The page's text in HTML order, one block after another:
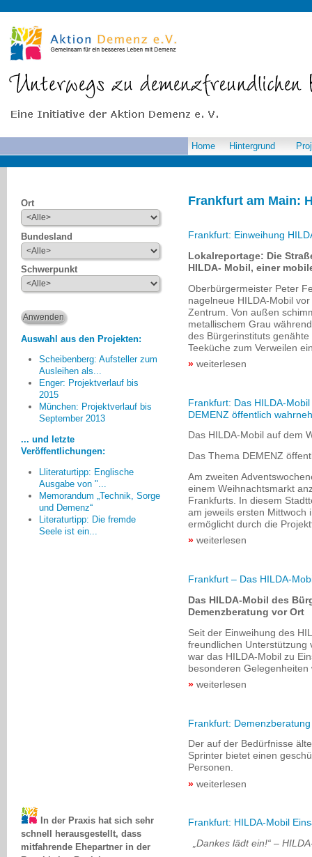
Frankfurt am Main:
Frankfurt: Einweihung
Lokalreportage: Die
HILDA- Mobil, einer
Oberbürgermeister Peter
nagelneue HILDA-Mobil
Zentrum. Von außen
metallischem Grau
des Bürgerinstituts
Teeküche zum Verweilen
weiterlesen
Frankfurt: Das HILDA-
DEMENZ öffentlich
Das HILDA-Mobil auf dem
Das Thema DEMENZ
Am zweiten
einem Weihnachtsmarkt
Frankfurts. In diesem
am jeweils ersten Mittwoch
ermöglicht durch die
weiterlesen
Frankfurt – Das HILDA-
Das HILDA-Mobil des
Demenzberatung vor Ort
Seit der Einweihung des
freundlichen Unterstützung
war das HILDA-Mobil zu
besonderen
weiterlesen
Frankfurt:
Der auf der Bedürfnisse
Sprinter bietet einen
Personen.
weiterlesen
Frankfurt: HILDA-Mobil
„Dankes lädt ein!“ –
Home Hintergrund
Ort
Bundesland
Schwerpunkt
Auswahl aus den Projekten:
Scheibenberg: Aufsteller zum
Ausleihen als...
Enger: Projektverlauf bis
2015
München: Projektverlauf bis
September 2013
... und letzte
Veröffentlichungen:
Lliteraturtipp: Englische
Ausgabe von "...
Memorandum „Technik, Sorge
und Demenz“
Literaturtipp: Die fremde
Seele ist ein...
Je mehr Bürger/innen
mitmachen, umso mehr kann
geschehen.
Günter Niermann, Enger
schnell herausgestellt, dass
mitfahrende Ehepartner in der
Regel keine Begleitpersonen